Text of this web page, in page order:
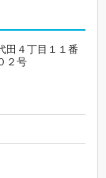
４丁目１１番
２号